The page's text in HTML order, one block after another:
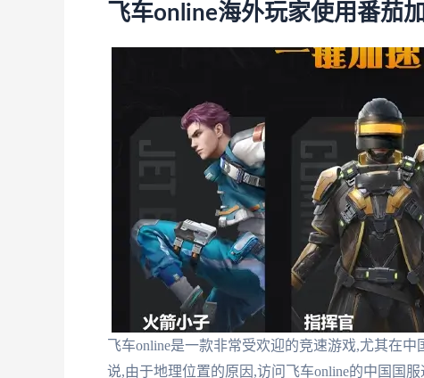
飞车online海外玩家使用番茄
飞车online是一款非常受欢迎的竞速游戏,尤其在
说,由于地理位置的原因,访问飞车online的中国国